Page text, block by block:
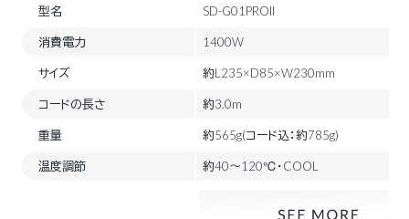
型名 SD-G01PROII
消費電力 1400W
サイズ 約L235×D85×W230mm
コードの長さ 約3.0m
重量 約565g(コード込：約785g)
温度調節 約40～120℃・COOL